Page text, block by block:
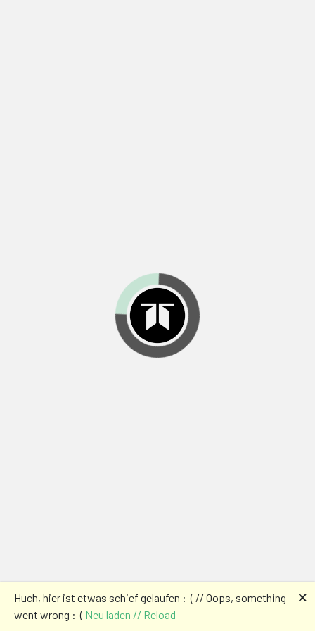
Huch, hier ist etwas schief gelaufen :-( // Oops, something
went wrong :-( Neu laden // Reload
🗙